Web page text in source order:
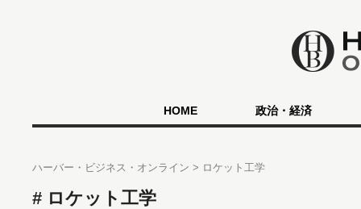
HOME 政治・経済
ハーバー・ビジネス・オンライン ロケット工学
ロケット工学